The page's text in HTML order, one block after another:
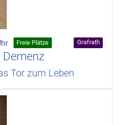
Freie Plätze Grafrath
Tor zum Leben